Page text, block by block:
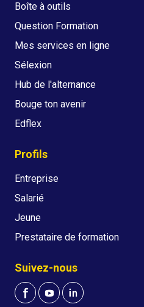
Boîte à outils
Question Formation
Mes services en ligne
Sélexion
Hub de l'alternance
Bouge ton avenir
Edflex
Profils
Entreprise
Salarié
Jeune
Prestataire de formation
Suivez-nous